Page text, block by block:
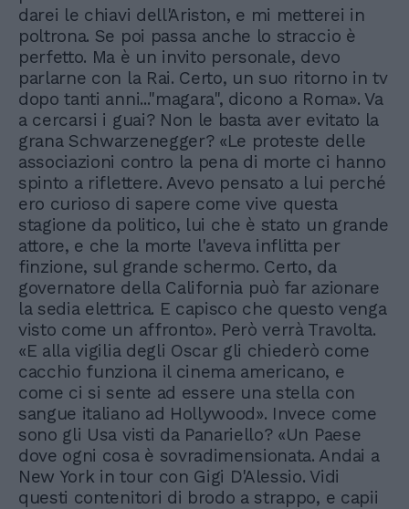
darei le chiavi dell'Ariston, e mi metterei in
poltrona. Se poi passa anche lo straccio è
perfetto. Ma è un invito personale, devo
parlarne con la Rai. Certo, un suo ritorno in tv
dopo tanti anni..."magara", dicono a Roma». Va
a cercarsi i guai? Non le basta aver evitato la
grana Schwarzenegger? «Le proteste delle
associazioni contro la pena di morte ci hanno
spinto a riflettere. Avevo pensato a lui perché
ero curioso di sapere come vive questa
stagione da politico, lui che è stato un grande
attore, e che la morte l'aveva inflitta per
finzione, sul grande schermo. Certo, da
governatore della California può far azionare
la sedia elettrica. E capisco che questo venga
visto come un affronto». Però verrà Travolta.
«E alla vigilia degli Oscar gli chiederò come
cacchio funziona il cinema americano, e
come ci si sente ad essere una stella con
sangue italiano ad Hollywood». Invece come
sono gli Usa visti da Panariello? «Un Paese
dove ogni cosa è sovradimensionata. Andai a
New York in tour con Gigi D'Alessio. Vidi
questi contenitori di brodo a strappo, e capii